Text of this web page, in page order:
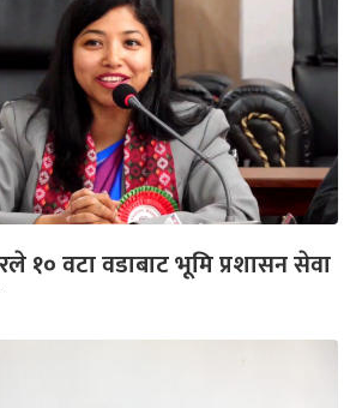
१० वटा वडाबाट भूमि प्रशासन सेवा